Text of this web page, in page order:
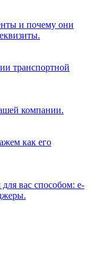
и почему они
транспортной
компании.
как его
вас способом: e-